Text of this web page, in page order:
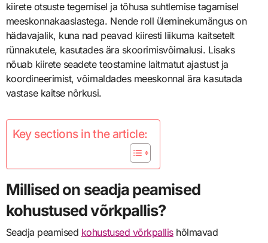
kiirete otsuste tegemisel ja tõhusa suhtlemise tagamisel
meeskonnakaaslastega. Nende roll üleminekumängus on
hädavajalik, kuna nad peavad kiiresti liikuma kaitsetelt
rünnakutele, kasutades ära skoorimisvõimalusi. Lisaks
nõuab kiirete seadete teostamine laitmatut ajastust ja
koordineerimist, võimaldades meeskonnal ära kasutada
vastase kaitse nõrkusi.
Key sections in the article:
Millised on seadja peamised
kohustused võrkpallis?
Seadja peamised kohustused võrkpallishõlmavad